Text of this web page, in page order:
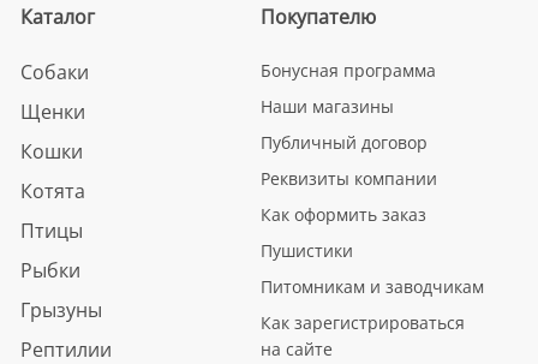
Каталог
Собаки
Щенки
Кошки
Котята
Птицы
Рыбки
Грызуны
Рептилии
Покупателю
Бонусная программа
Наши магазины
Публичный договор
Реквизиты компании
Как оформить заказ
Пушистики
Питомникам и заводчикам
Как зарегистрироваться
на сайте